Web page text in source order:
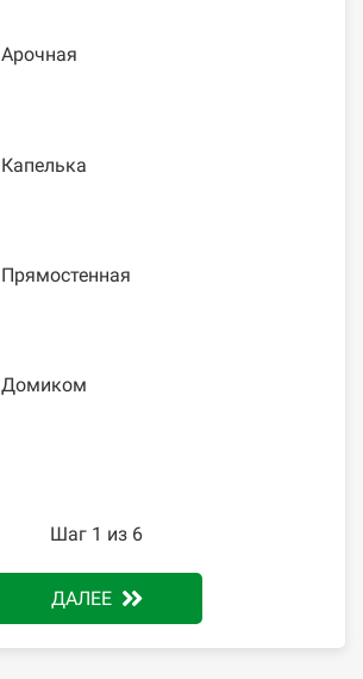
Арочная
Капелька
Прямостенная
Домиком
Шаг 1 из 6
ДАЛЕЕ